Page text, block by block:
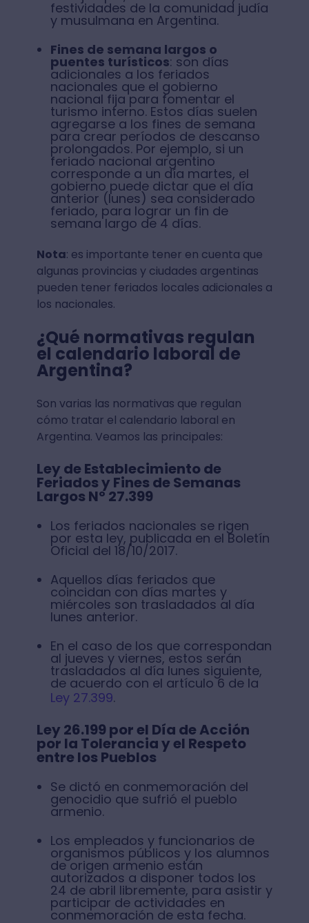
festividades de la comunidad judía
y musulmana en Argentina.
Fines de semana largos o
puentes turísticos: son días
adicionales a los feriados
nacionales que el gobierno
nacional fija para fomentar el
turismo interno. Estos días suelen
agregarse a los fines de semana
para crear períodos de descanso
prolongados. Por ejemplo, si un
feriado nacional argentino
corresponde a un día martes, el
gobierno puede dictar que el día
anterior (lunes) sea considerado
feriado, para lograr un fin de
semana largo de 4 días.
Nota: es importante tener en cuenta que
algunas provincias y ciudades argentinas
pueden tener feriados locales adicionales a
los nacionales.
¿Qué normativas regulan
el calendario laboral de
Argentina?
Son varias las normativas que regulan
cómo tratar el calendario laboral en
Argentina. Veamos las principales:
Ley de Establecimiento de
Feriados y Fines de Semanas
Largos Nº 27.399
Los feriados nacionales se rigen
por esta ley, publicada en el Boletín
Oficial del 18/10/2017.
Aquellos días feriados que
coincidan con días martes y
miércoles son trasladados al día
lunes anterior.
En el caso de los que correspondan
al jueves y viernes, estos serán
trasladados al día lunes siguiente,
de acuerdo con el artículo 6 de la
Ley 27.399.
Ley 26.199 por el Día de Acción
por la Tolerancia y el Respeto
entre los Pueblos
Se dictó en conmemoración del
genocidio que sufrió el pueblo
armenio.
Los empleados y funcionarios de
organismos públicos y los alumnos
de origen armenio están
autorizados a disponer todos los
24 de abril libremente, para asistir y
participar de actividades en
conmemoración de esta fecha.